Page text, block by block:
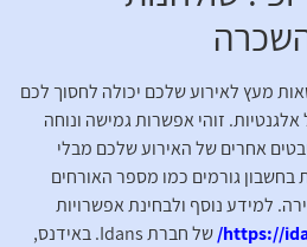
מעץ לאירוע שלכם יכולה לחסוך לכם
זוהי אפשרות גמישה ונוחה
אחרים של האירוע שלכם מבלי
בחשבון גורמים כמו מספר האורחים
למידע נוסף ולבחינת אפשרויות
https://
של חברת Idans. באידנס,